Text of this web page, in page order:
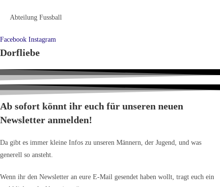
Abteilung Fussball
Facebook Instagram
Dorfliebe
Ab sofort könnt ihr euch für unseren neuen
Newsletter anmelden!
Da gibt es immer kleine Infos zu unseren Männern, der Jugend, und was
generell so ansteht.
Wenn ihr den Newsletter an eure E-Mail gesendet haben wollt, tragt euch ein